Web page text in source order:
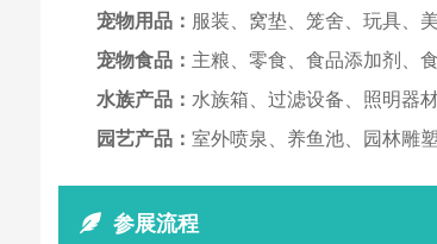
宠物用品： 服装、窝垫、笼舍、玩具、
宠物食品： 主粮、零食、食品添加剂、
水族产品： 水族箱、过滤设备、照明器
园艺产品： 室外喷泉、养鱼池、园林雕
参展流程